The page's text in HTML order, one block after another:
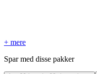
+ mere
Spar med disse pakker